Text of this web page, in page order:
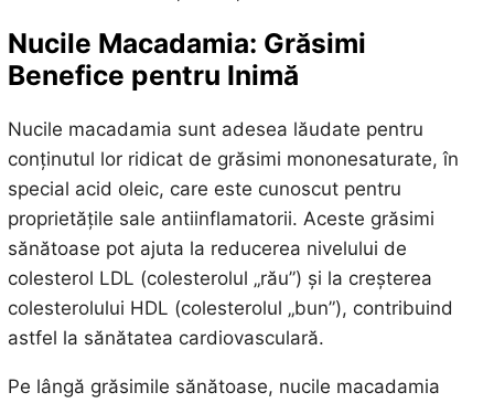
Nucile Macadamia: Grăsimi
Benefice pentru Inimă
Nucile macadamia sunt adesea lăudate pentru
conținutul lor ridicat de grăsimi mononesaturate, în
special acid oleic, care este cunoscut pentru
proprietățile sale antiinflamatorii. Aceste grăsimi
sănătoase pot ajuta la reducerea nivelului de
colesterol LDL (colesterolul „rău”) și la creșterea
colesterolului HDL (colesterolul „bun”), contribuind
astfel la sănătatea cardiovasculară.
Pe lângă grăsimile sănătoase, nucile macadamia